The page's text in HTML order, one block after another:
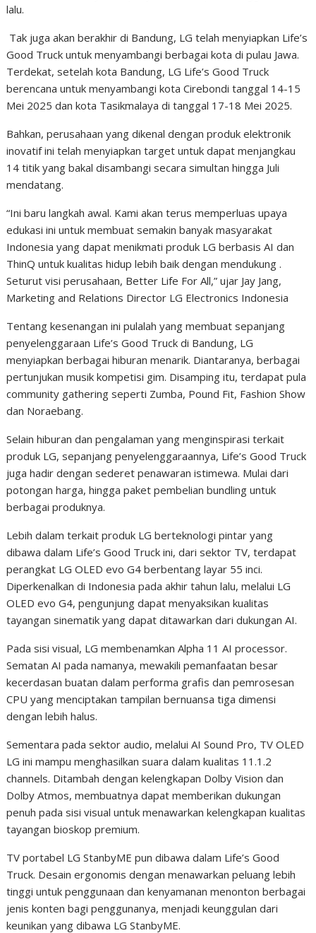
lalu.
Tak juga akan berakhir di Bandung, LG telah menyiapkan Life’s
Good Truck untuk menyambangi berbagai kota di pulau Jawa.
Terdekat, setelah kota Bandung, LG Life’s Good Truck
berencana untuk menyambangi kota Cirebondi tanggal 14-15
Mei 2025 dan kota Tasikmalaya di tanggal 17-18 Mei 2025.
Bahkan, perusahaan yang dikenal dengan produk elektronik
inovatif ini telah menyiapkan target untuk dapat menjangkau
14 titik yang bakal disambangi secara simultan hingga Juli
mendatang.
“Ini baru langkah awal. Kami akan terus memperluas upaya
edukasi ini untuk membuat semakin banyak masyarakat
Indonesia yang dapat menikmati produk LG berbasis AI dan
ThinQ untuk kualitas hidup lebih baik dengan mendukung .
Seturut visi perusahaan, Better Life For All,” ujar Jay Jang,
Marketing and Relations Director LG Electronics Indonesia
Tentang kesenangan ini pulalah yang membuat sepanjang
penyelenggaraan Life’s Good Truck di Bandung, LG
menyiapkan berbagai hiburan menarik. Diantaranya, berbagai
pertunjukan musik kompetisi gim. Disamping itu, terdapat pula
community gathering seperti Zumba, Pound Fit, Fashion Show
dan Noraebang.
Selain hiburan dan pengalaman yang menginspirasi terkait
produk LG, sepanjang penyelenggaraannya, Life’s Good Truck
juga hadir dengan sederet penawaran istimewa. Mulai dari
potongan harga, hingga paket pembelian bundling untuk
berbagai produknya.
Lebih dalam terkait produk LG berteknologi pintar yang
dibawa dalam Life’s Good Truck ini, dari sektor TV, terdapat
perangkat LG OLED evo G4 berbentang layar 55 inci.
Diperkenalkan di Indonesia pada akhir tahun lalu, melalui LG
OLED evo G4, pengunjung dapat menyaksikan kualitas
tayangan sinematik yang dapat ditawarkan dari dukungan AI.
Pada sisi visual, LG membenamkan Alpha 11 AI processor.
Sematan AI pada namanya, mewakili pemanfaatan besar
kecerdasan buatan dalam performa grafis dan pemrosesan
CPU yang menciptakan tampilan bernuansa tiga dimensi
dengan lebih halus.
Sementara pada sektor audio, melalui AI Sound Pro, TV OLED
LG ini mampu menghasilkan suara dalam kualitas 11.1.2
channels. Ditambah dengan kelengkapan Dolby Vision dan
Dolby Atmos, membuatnya dapat memberikan dukungan
penuh pada sisi visual untuk menawarkan kelengkapan kualitas
tayangan bioskop premium.
TV portabel LG StanbyME pun dibawa dalam Life’s Good
Truck. Desain ergonomis dengan menawarkan peluang lebih
tinggi untuk penggunaan dan kenyamanan menonton berbagai
jenis konten bagi penggunanya, menjadi keunggulan dari
keunikan yang dibawa LG StanbyME.